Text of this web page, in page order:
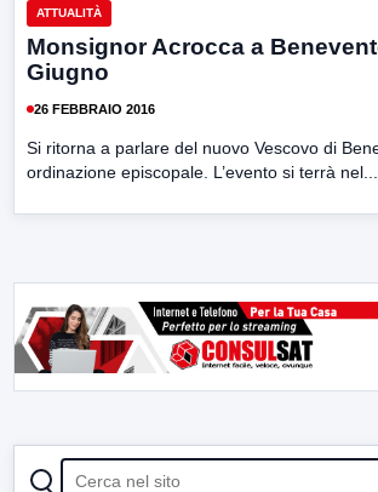
ATTUALITÀ
Monsignor Acrocca a
Giugno
26 FEBBRAIO 2016
Si ritorna a parlare del nuovo Vescovo di
ordinazione episcopale. L’evento si terrà nel...
CERCA